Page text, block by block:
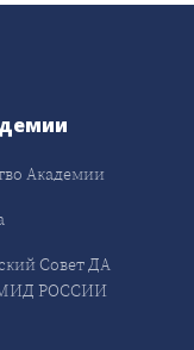
Академии
Совет ДА
РОССИИ